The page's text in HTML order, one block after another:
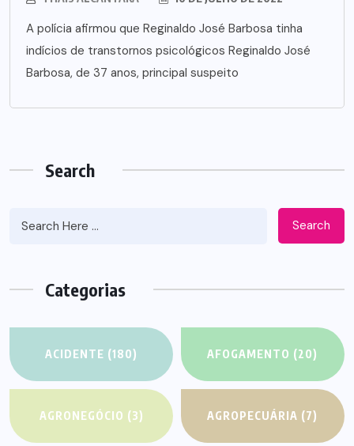
A polícia afirmou que Reginaldo José Barbosa tinha
indícios de transtornos psicológicos Reginaldo José
Barbosa, de 37 anos, principal suspeito
Search
Search
Categorias
ACIDENTE (180) AFOGAMENTO (20)
AGRONEGÓCIO (3) AGROPECUÁRIA (7)